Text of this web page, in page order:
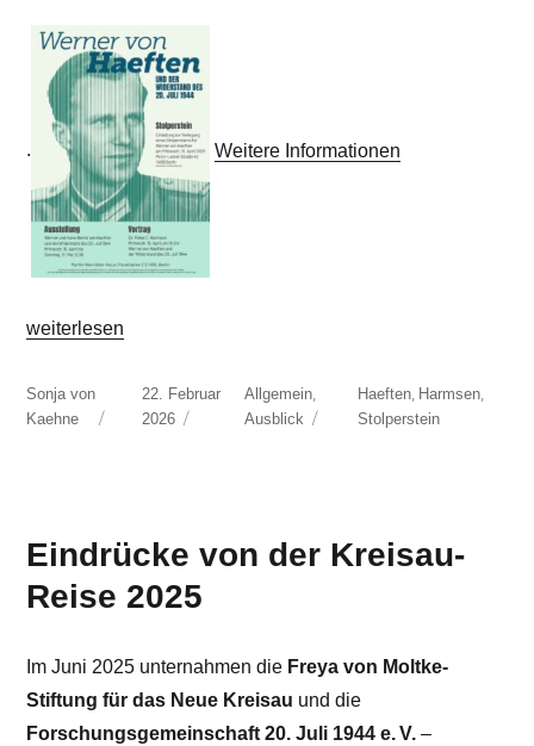
. Weitere Informationen
„Stolperstein für Werner von Haeften“
weiterlesen
Autor
Sonja von
Kaehne
Veröffentlicht
am
22. Februar
2026
Kategorien
Allgemein,
Ausblick
Schlagwörter
Haeften, Harmsen,
Stolperstein
Eindrücke von der Kreisau-
Reise 2025
Im Juni 2025 unternahmen die Freya von Moltke-
Stiftung für das Neue Kreisau und die
Forschungsgemeinschaft 20. Juli 1944 e. V. –